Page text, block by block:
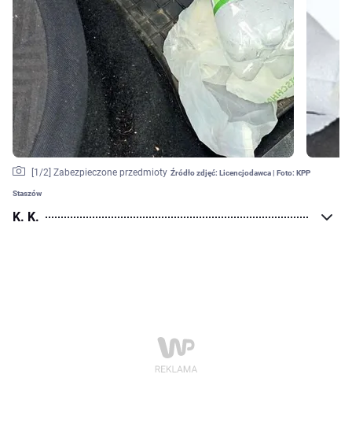
1 /2] Zabezpieczone przedmioty Źródło zdjęć: Licencjodawca | Foto: KPP
Staszów
K. K.